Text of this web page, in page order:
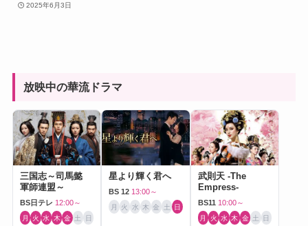
2025年6月3日
放映中の華流ドラマ
三国志～司馬懿
軍師連盟～
BS日テレ 12:00～
月 火 水 木 金 土 日
星より輝く君へ
BS 12 13:00～
月 火 水 木 金 土 日
武則天 -The
Empress-
BS11 10:00～
月 火 水 木 金 土 日